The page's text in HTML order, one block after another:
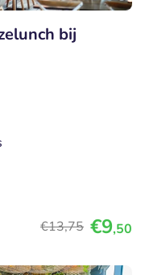
bij
€13,75 €9,50